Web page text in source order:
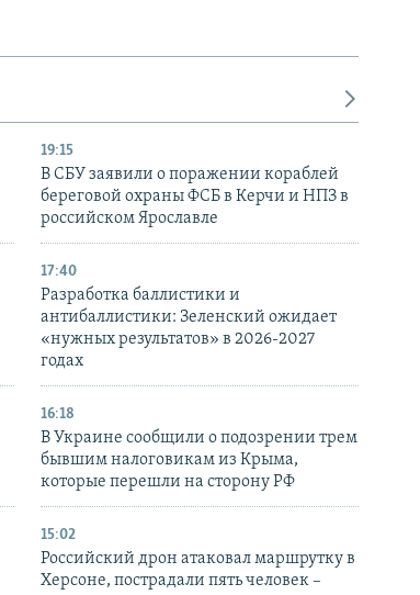
19:15
В СБУ заявили о поражении кораблей
береговой охраны ФСБ в Керчи и НПЗ в
российском Ярославле
17:40
Разработка баллистики и
антибаллистики: Зеленский ожидает
«нужных результатов» в 2026-2027
годах
16:18
В Украине сообщили о подозрении трем
бывшим налоговикам из Крыма,
которые перешли на сторону РФ
15:02
Российский дрон атаковал маршрутку в
Херсоне, пострадали пять человек –